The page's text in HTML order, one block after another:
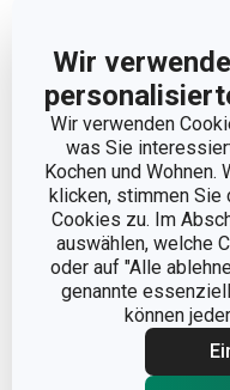
Wir
Wir verwenden
was Sie
Kochen und Wohnen.
klicken, stimmen Sie
Cookies zu. Im
auswählen, welche
oder auf "Alle
genannte
können